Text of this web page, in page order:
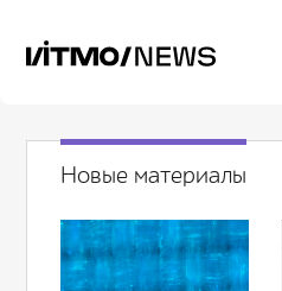
Новые материалы